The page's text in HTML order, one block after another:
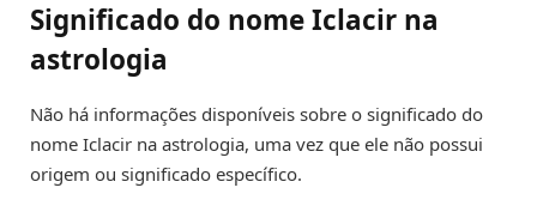
Significado do nome Iclacir na
astrologia
Não há informações disponíveis sobre o significado do
nome Iclacir na astrologia, uma vez que ele não possui
origem ou significado específico.